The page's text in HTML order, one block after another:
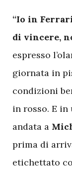
“Io in
di vincere,
espresso
giornata in
condizioni
in rosso. E
andata a
prima di
etichettato